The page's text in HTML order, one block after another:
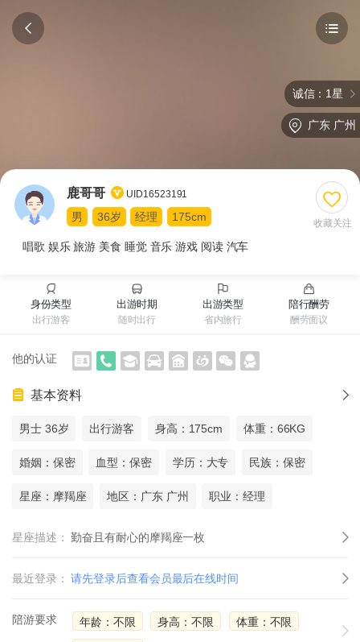
诚信：1星
广东 广州
鹿哥哥 UID16523191
收藏关注
男 36岁 经理 175cm
唱歌 娱乐 旅游 美食 睡觉 音乐 游戏 阅读 汽车
身份类型
出行游客
出游时期
随时出行
出游类型
省内旅行
陪行酬劳
酬劳面议
他的认证
基本资料
男士 36岁 出行游客 身高：175cm 体重：66KG
婚姻：保密 血型：保密 学历：大专 民族：保密
星座：摩羯座 地区：广东 广州 职业：经理
星座描述： 勤奋且有耐心的摩羯座一枚
最近登录： 请先登录后查看会员最后在线时间
陪游要求 年龄：不限 身高：不限 体重：不限